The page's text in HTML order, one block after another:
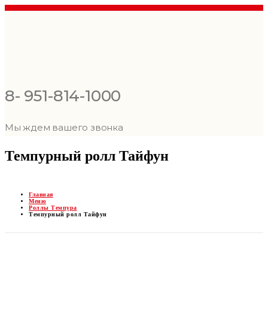
8- 951-814-1000
Мы ждем вашего звонка
Темпурный ролл Тайфун
Главная
Меню
Роллы Темпура
Темпурный ролл Тайфун